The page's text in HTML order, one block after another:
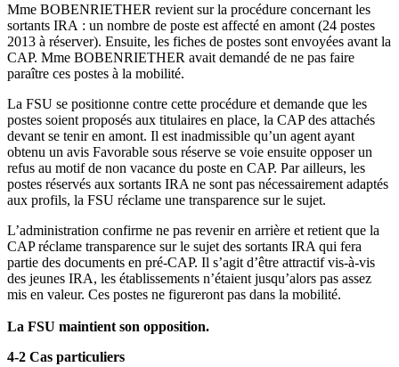
Mme BOBENRIETHER revient sur la procédure concernant les
sortants IRA : un nombre de poste est affecté en amont (24 postes
2013 à réserver). Ensuite, les fiches de postes sont envoyées avant la
CAP. Mme BOBENRIETHER avait demandé de ne pas faire
paraître ces postes à la mobilité.
La FSU se positionne contre cette procédure et demande que les
postes soient proposés aux titulaires en place, la CAP des attachés
devant se tenir en amont. Il est inadmissible qu’un agent ayant
obtenu un avis Favorable sous réserve se voie ensuite opposer un
refus au motif de non vacance du poste en CAP. Par ailleurs, les
postes réservés aux sortants IRA ne sont pas nécessairement adaptés
aux profils, la FSU réclame une transparence sur le sujet.
L’administration confirme ne pas revenir en arrière et retient que la
CAP réclame transparence sur le sujet des sortants IRA qui fera
partie des documents en pré-CAP. Il s’agit d’être attractif vis-à-vis
des jeunes IRA, les établissements n’étaient jusqu’alors pas assez
mis en valeur. Ces postes ne figureront pas dans la mobilité.
La FSU maintient son opposition.
4-2 Cas particuliers